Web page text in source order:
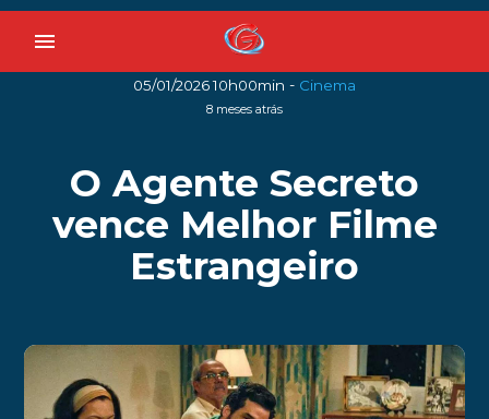
menu
05/01/2026 10h00min - Cinema
8 meses atrás
O Agente Secreto
vence Melhor Filme
Estrangeiro